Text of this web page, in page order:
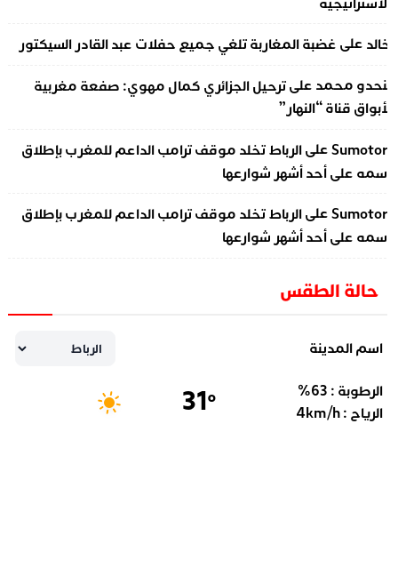
علىغضبة المغاربة تلغي جميع حفلات عبد القادر السيكتور
محمدعلىترحيل الجزائري كمال مهوي: صفعة مغربية
قناة “النهار”
علىالرباط تخلد موقف ترامب الداعم للمغرب بإطلاق
على أحد أشهر شوارعها
علىالرباط تخلد موقف ترامب الداعم للمغرب بإطلاق
على أحد أشهر شوارعها
حالة الطقس
اسم المدينة
الرطوبة : 63
%
الرياح :
4km/h
31